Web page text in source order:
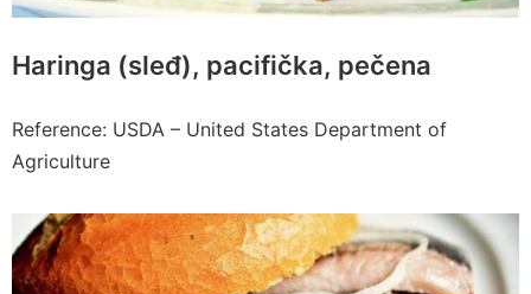
Haringa (sleđ), pacifička, pečena
Reference: USDA – United States Department of
Agriculture